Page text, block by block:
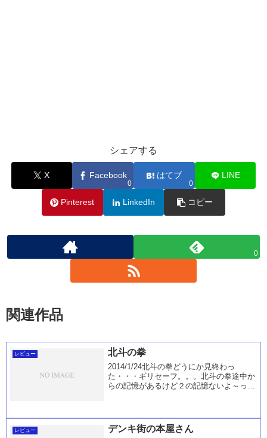
シェアする
X Facebook
0
はてブ
0
LINE
Pinterest LinkedIn コピー
0
関連作品
レビュー 北斗の拳
2014/1/24北斗の拳どうにか見終わっ
た・・・ギリセーフ。。。北斗の拳途中か
らの記憶があるけど２の記憶ないよ～って
好き☆あ...
レビュー デンキ街の本屋さん